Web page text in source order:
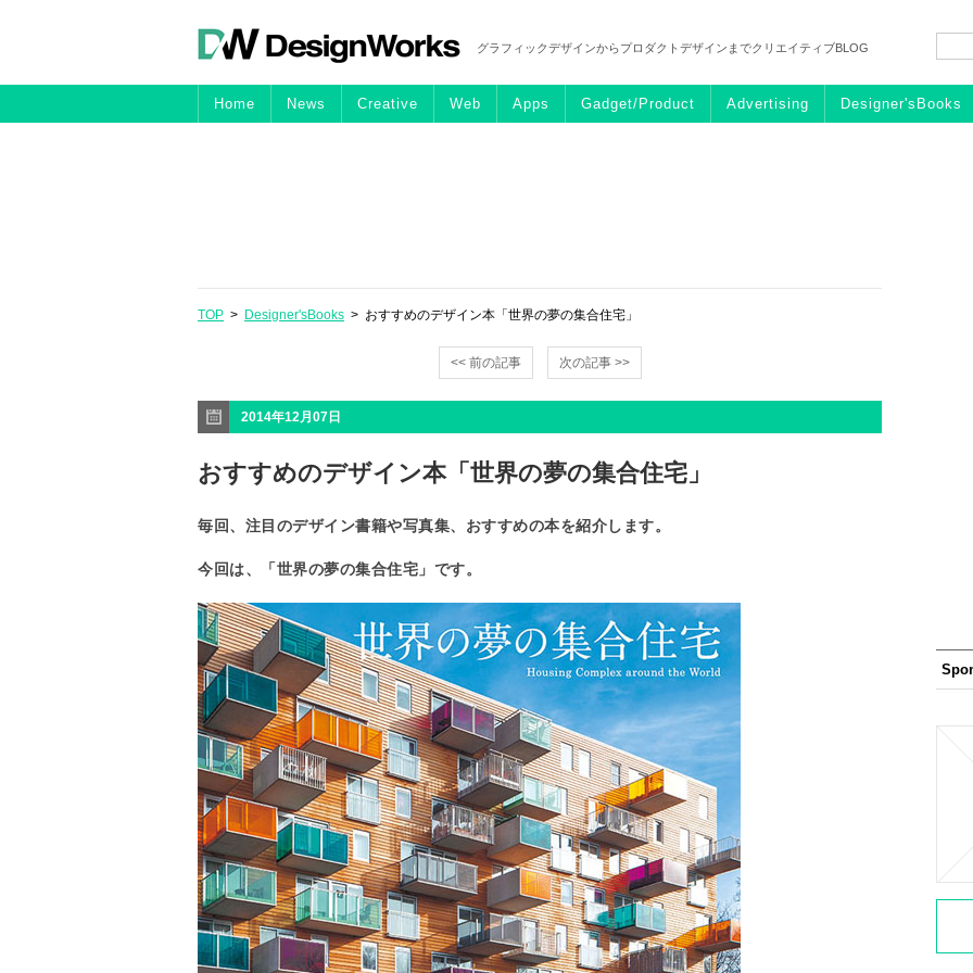
グラフィックデザインからプロダクトデザインまでクリエイティブBLOG
Home News Creative Web Apps Gadget/Product Advertising Designer'sBooks
TOP > Designer'sBooks > おすすめのデザイン本「世界の夢の集合住宅」
<< 前の記事 次の記事 >>
2014年12月07日
おすすめのデザイン本「世界の夢の集合住宅」
毎回、注目のデザイン書籍や写真集、おすすめの本を紹介します。
今回は、「世界の夢の集合住宅」です。